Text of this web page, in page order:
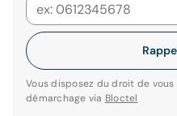
Vous disposez du droit de
démarchage via Bloctel